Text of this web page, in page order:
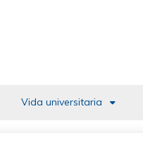
Vida universitaria